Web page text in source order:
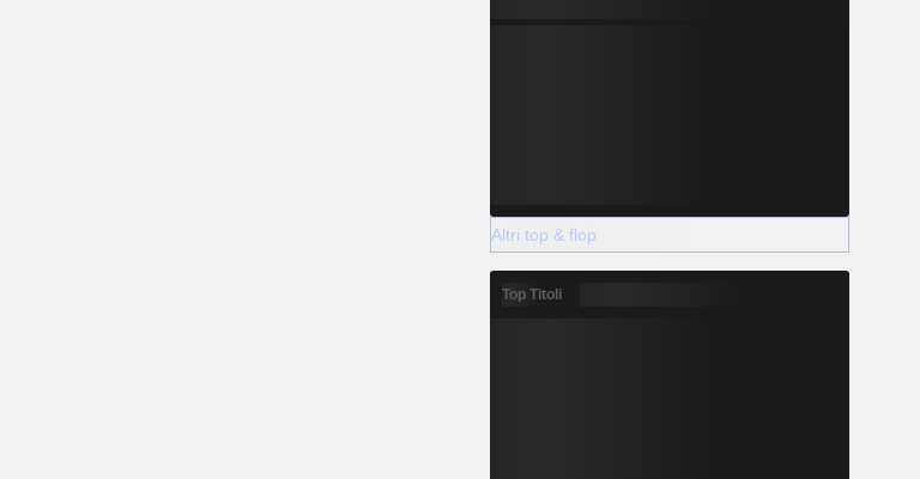
Altri top & flop
Top Titoli